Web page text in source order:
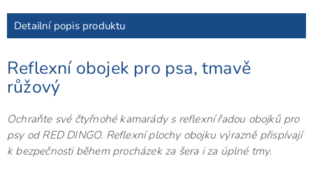
Detailní popis produktu
Reflexní obojek pro psa, tmavě
růžový
Ochraňte své čtyřnohé kamarády s reflexní řadou obojků pro
psy od RED DINGO. Reflexní plochy obojku výrazně přispívají
k bezpečnosti během procházek za šera i za úplné tmy.